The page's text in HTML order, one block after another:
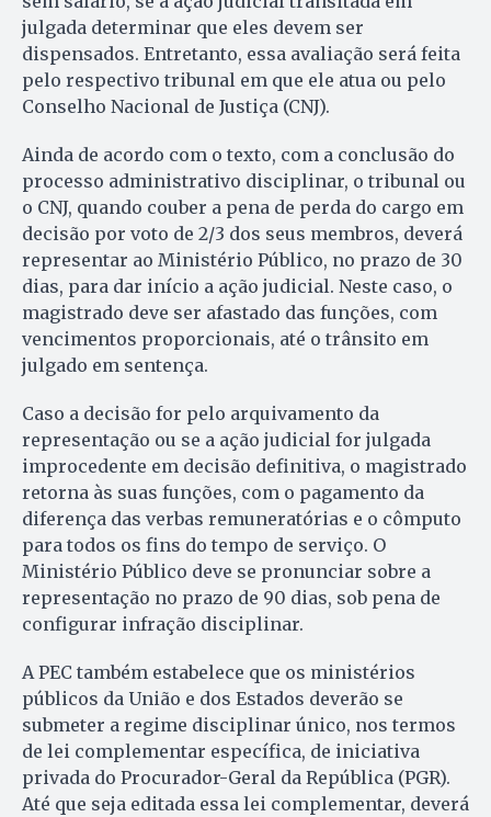
julgada determinar que eles devem ser
dispensados. Entretanto, essa avaliação será feita
pelo respectivo tribunal em que ele atua ou pelo
Conselho Nacional de Justiça (CNJ).
Ainda de acordo com o texto, com a conclusão do
processo administrativo disciplinar, o tribunal ou
o CNJ, quando couber a pena de perda do cargo em
decisão por voto de 2/3 dos seus membros, deverá
representar ao Ministério Público, no prazo de 30
dias, para dar início a ação judicial. Neste caso, o
magistrado deve ser afastado das funções, com
vencimentos proporcionais, até o trânsito em
julgado em sentença.
Caso a decisão for pelo arquivamento da
representação ou se a ação judicial for julgada
improcedente em decisão definitiva, o magistrado
retorna às suas funções, com o pagamento da
diferença das verbas remuneratórias e o cômputo
para todos os fins do tempo de serviço. O
Ministério Público deve se pronunciar sobre a
representação no prazo de 90 dias, sob pena de
configurar infração disciplinar.
A PEC também estabelece que os ministérios
públicos da União e dos Estados deverão se
submeter a regime disciplinar único, nos termos
de lei complementar específica, de iniciativa
privada do Procurador-Geral da República (PGR).
Até que seja editada essa lei complementar, deverá